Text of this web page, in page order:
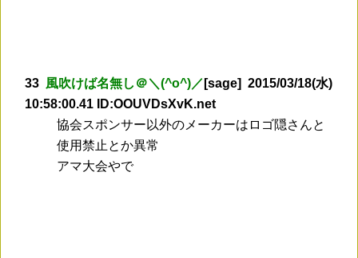
33 風吹けば名無し＠＼(^o^)／ [sage] 2015/03/18(水)
10:58:00.41 ID:OOUVDsXvK.net
協会スポンサー以外のメーカーはロゴ隠さんと
使用禁止とか異常
アマ大会やで